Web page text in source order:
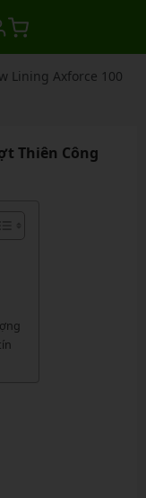
Lining Axforce 100
Thiên Công